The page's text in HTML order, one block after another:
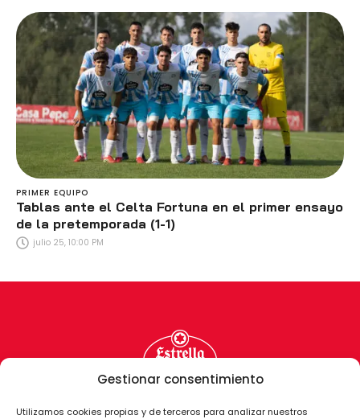
Gestionar consentimiento
Utilizamos cookies propias y de terceros para analizar nuestros
PRIMER EQUIPO
Tablas ante el Celta Fortuna en el primer ensayo
de la pretemporada (1-1)
julio 25, 10:00 PM